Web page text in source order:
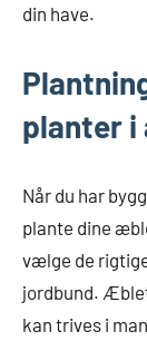
din have.
planter i
Når du har
plante dine
vælge de
jordbund.
kan trives i